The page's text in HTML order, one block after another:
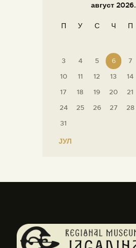
август 2026.
П У С Ч П
3
4 5 6 7
10
11 12 13 14
17
18 19 20 21
24
25 26 27 28
31
« ЈУЛ